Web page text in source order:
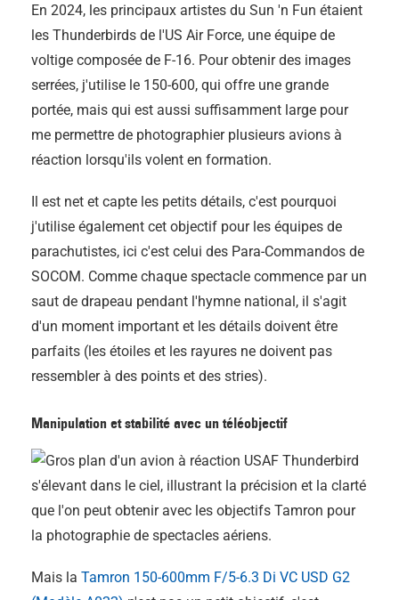
En 2024, les principaux artistes du Sun 'n Fun étaient
les Thunderbirds de l'US Air Force, une équipe de
voltige composée de F-16. Pour obtenir des images
serrées, j'utilise le 150-600, qui offre une grande
portée, mais qui est aussi suffisamment large pour
me permettre de photographier plusieurs avions à
réaction lorsqu'ils volent en formation.
Il est net et capte les petits détails, c'est pourquoi
j'utilise également cet objectif pour les équipes de
parachutistes, ici c'est celui des Para-Commandos de
SOCOM. Comme chaque spectacle commence par un
saut de drapeau pendant l'hymne national, il s'agit
d'un moment important et les détails doivent être
parfaits (les étoiles et les rayures ne doivent pas
ressembler à des points et des stries).
Manipulation et stabilité avec un téléobjectif
Mais la Tamron 150-600mm F/5-6.3 Di VC USD G2